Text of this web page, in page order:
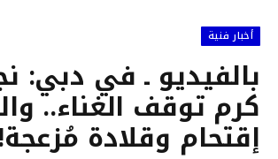
أخبار فنية
بالفيديو ـ في دبي:
كرم توقف الغناء..
إقتحام وقلادة مُزعجة!